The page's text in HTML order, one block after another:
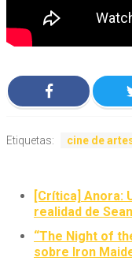
Etiquetas: cine de
[Crítica] Anora:
realidad de
“The Night of
sobre Iron